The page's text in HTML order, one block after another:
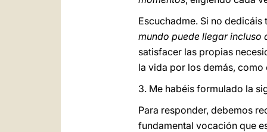
Escuchadme. Si no
mundo puede llegar incluso
satisfacer las propias
la vida por los demás, como
3. Me habéis formulado la
Para responder, debemos
fundamental vocación que